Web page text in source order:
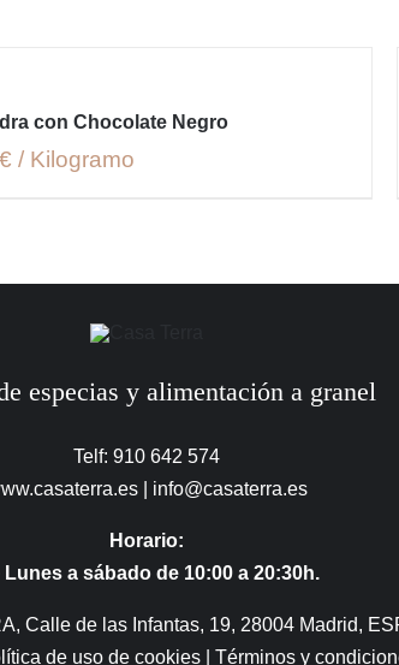
con Chocolate Negro
/ Kilogramo
especias y alimentación a granel
Telf: 910 642 574
| info@casaterra.es
Horario:
Lunes a sábado de 10:00 a 20:30h.
Calle de las Infantas, 19, 28004 Madrid,
de uso de cookies| Términos y